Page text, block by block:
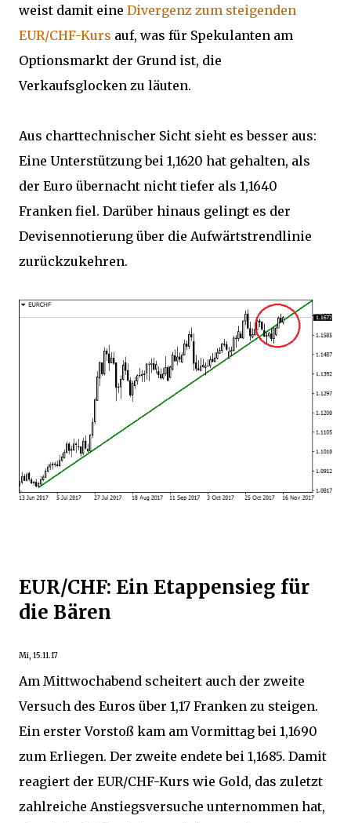
weist damit eine Divergenz zum steigenden
EUR/CHF-Kurs auf, was für Spekulanten am
Optionsmarkt der Grund ist, die
Verkaufsglocken zu läuten.
Aus charttechnischer Sicht sieht es besser aus:
Eine Unterstützung bei 1,1620 hat gehalten, als
der Euro übernacht nicht tiefer als 1,1640
Franken fiel. Darüber hinaus gelingt es der
Devisennotierung über die Aufwärtstrendlinie
zurückzukehren.
EUR/CHF: Ein Etappensieg für
die Bären
Mi, 15.11.17
Am Mittwochabend scheitert auch der zweite
Versuch des Euros über 1,17 Franken zu steigen.
Ein erster Vorstoß kam am Vormittag bei 1,1690
zum Erliegen. Der zweite endete bei 1,1685. Damit
reagiert der EUR/CHF-Kurs wie Gold, das zuletzt
zahlreiche Anstiegsversuche unternommen hat,